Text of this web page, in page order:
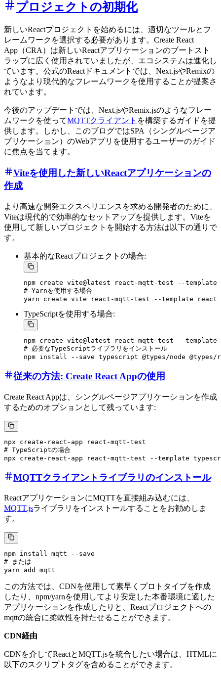
プロジェクトの初期化
新しいReactプロジェクトを始めるには、適切なツールとフ
レームワークを選択する必要があります。Create React
App（CRA）は新しいReactアプリケーションのブートスト
ラップに広く使用されていましたが、エコシステムは進化し
ています。公式のReactドキュメントでは、Next.jsやRemixの
ようなより現代的なフレームワークを使用することが提案さ
れています。
今後のアップデートでは、Next.jsやRemix.jsのようなフレー
ムワークを使ってMQTTクライアント を構築するガイドを提
供します。しかし、このブログではSPA（シングルページア
プリケーション）のWebアプリを使用するユーザーのガイド
に焦点を当てます。
Viteを使用した新しいReactアプリケーションの
作成
より高速な開発エクスペリエンスを求める開発者のために、
Viteは現代的で効率的なセットアップを提供します。Viteを
使用して新しいプロジェクトを開始する方法は以下の通りで
す。
基本的なReactプロジェクトの場合:
npm create vite@latest react-mqtt-test --template
# Yarnを使用する場合
TypeScriptを使用する場合:
npm create vite@latest react-mqtt-test --
# 必要なTypeScriptライブラリをインストール
従来の方法: Create React Appの使用
Create React Appは、シングルページアプリケーションを作成
するためのオプションとして残っています:
npx create-react-app react-mqtt-test
# TypeScriptの場合
MQTTクライアントライブラリのインストール
ReactアプリケーションにMQTTを直接組み込むには、
MQTT.jsライブラリをインストールすることをお勧めしま
す。
npm install mqtt --save
# または
この方法では、CDNを使用して素早くプロトタイプを作成
したり、npm/yarnを使用してより安定した本番環境に適した
アプリケーションを作成したりと、Reactプロジェクトへの
mqttの統合に柔軟性を持たせることができます。
CDN経由
CDNを介してReactとMQTT.jsを統合したい場合は、HTMLに
以下のスクリプトタグを含めることができます。